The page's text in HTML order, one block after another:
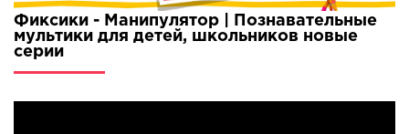
Фиксики - Манипулятор | Познавательные
мультики для детей, школьников новые
серии